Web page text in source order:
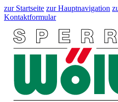
zur Startseite zur Hauptnavigation
Kontaktformular